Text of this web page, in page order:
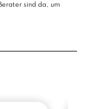
sind da, um